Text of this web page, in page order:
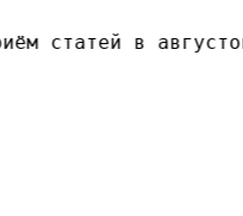
статей в